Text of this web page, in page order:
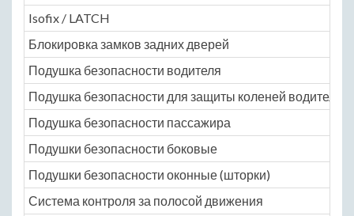
Isofix / LATCH
Блокировка замков задних дверей
Подушка безопасности водителя
Подушка безопасности для защиты коленей водителя
Подушка безопасности пассажира
Подушки безопасности боковые
Подушки безопасности оконные (шторки)
Система контроля за полосой движения